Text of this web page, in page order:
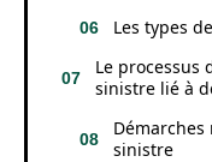
Les types
Le processus
sinistre lié à
sinistre